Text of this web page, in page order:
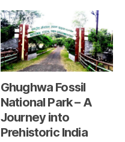
Ghughwa Fossil
National Park – A
Journey into
Prehistoric India